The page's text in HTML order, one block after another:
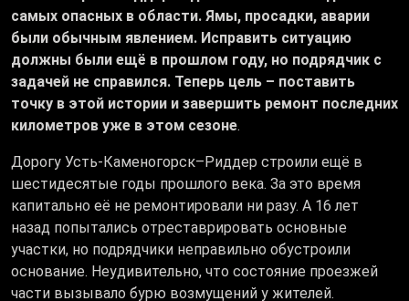
самых опасных в области. Ямы, просадки, аварии
были обычным явлением. Исправить ситуацию
должны были ещё в прошлом году, но подрядчик с
задачей не справился. Теперь цель – поставить
точку в этой истории и завершить ремонт последних
километров уже в этом сезоне.
Дорогу Усть-Каменогорск–Риддер строили ещё в
шестидесятые годы прошлого века. За это время
капитально её не ремонтировали ни разу. А 16 лет
назад попытались отреставрировать основные
участки, но подрядчики неправильно обустроили
основание. Неудивительно, что состояние проезжей
части вызывало бурю возмущений у жителей.